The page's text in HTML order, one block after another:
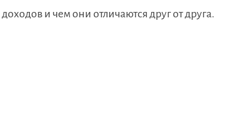
и чем они отличаются друг от друга.